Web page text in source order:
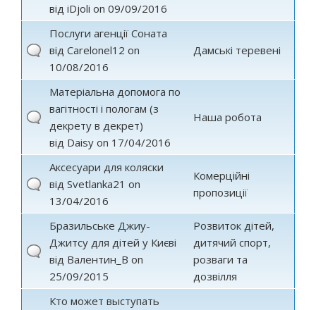
від iDjoli on 09/09/2016
Послуги агенції Соната
від Carelonel12 on
10/08/2016
Дамські теревені
Матеріальна допомога по
вагітності і пологам (з
декрету в декрет)
від Daisy on 17/04/2016
Наша робота
Аксесуари для коляски
від Svetlanka21 on
13/04/2016
Комерційні
пропозиції
Бразильське Джиу-
Джитсу для дітей у Києві
від Валентин_В on
25/09/2015
Розвиток дітей,
дитячий спорт,
розваги та
дозвілля
Кто может выступать